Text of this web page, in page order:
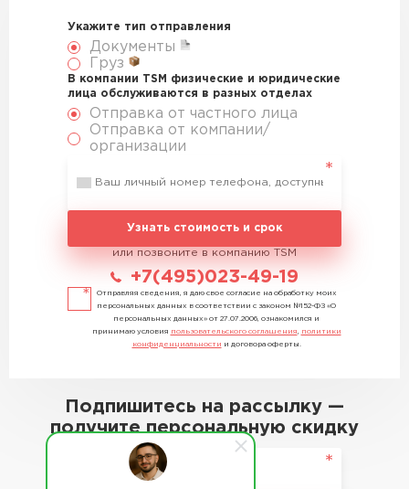
Укажите тип отправления
Документы
Груз
В компании TSM физические и юридические
лица обслуживаются в разных отделах
Отправка от частного лица
Отправка от компании/
организации
Узнать стоимость и срок
или позвоните в компанию TSM
+7(495)023-49-19
Отправляя сведения, я даю свое согласие на обработку моих
персональных данных в соответствии с законом №152-ФЗ «О
персональных данных» от 27.07.2006, ознакомился и
принимаю условия пользовательского соглашения
политики
конфиденциальности и договора оферты.
Подпишитесь на рассылку —
получите персональную скидку